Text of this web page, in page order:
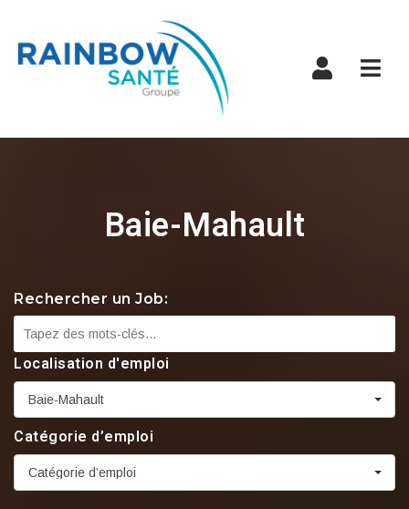
Baie-Mahault
Rechercher un Job:
Localisation d'emploi
Baie-Mahault
Catégorie d’emploi
Catégorie d’emploi